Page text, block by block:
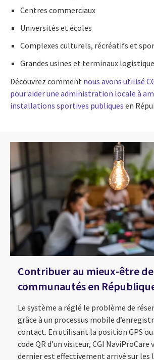
Centres commerciaux
Universités et écoles
Complexes culturels, récréatifs et
Grandes usines et terminaux
Découvrez comment nous avons utilisé
pour aider une administration locale à
installations sportives publiques en
Contribuer au mieux-être
communautés en
Le système a réglé le problème de
grâce à un processus mobile
contact. En utilisant la position GPS
code QR d’un visiteur, CGI NaviProCare
dernier est effectivement arrivé sur les